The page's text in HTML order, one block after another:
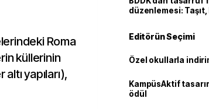
Roma
küllerinin
yapıları),
düzenlemesi:
Editörün Seçimi
Özel okullarla
KampüsAktif
ödül